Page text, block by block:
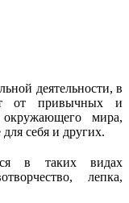
деятельности, в
от привычных и
мира,
себя и других.
в таких видах
лепка,